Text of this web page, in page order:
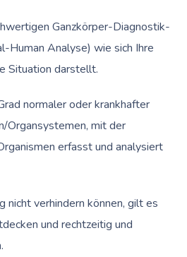
Ganzkörper-Diagnostik-
Human Analyse) wie sich Ihre
Situation darstellt.
normaler oder krankhafter
Organsystemen, mit der
erfasst und analysiert
nicht verhindern können, gilt es
und rechtzeitig und